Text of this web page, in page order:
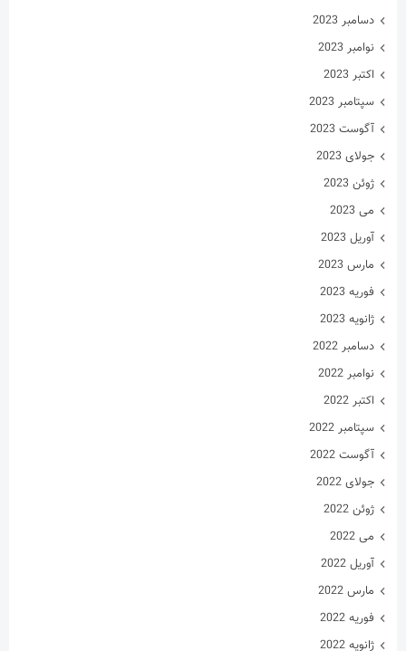
آگوست 2023
جولای 2023
ژوئن 2023
آوریل 2023
مارس 2023
فوریه 2023
ژانویه 2023
دسامبر 2022
نوامبر 2022
اکتبر 2022
سپتامبر 2022
آگوست 2022
جولای 2022
ژوئن 2022
آوریل 2022
مارس 2022
فوریه 2022
ژانویه 2022
دسامبر 2021
نوامبر 2021
اکتبر 2021
سپتامبر 2021